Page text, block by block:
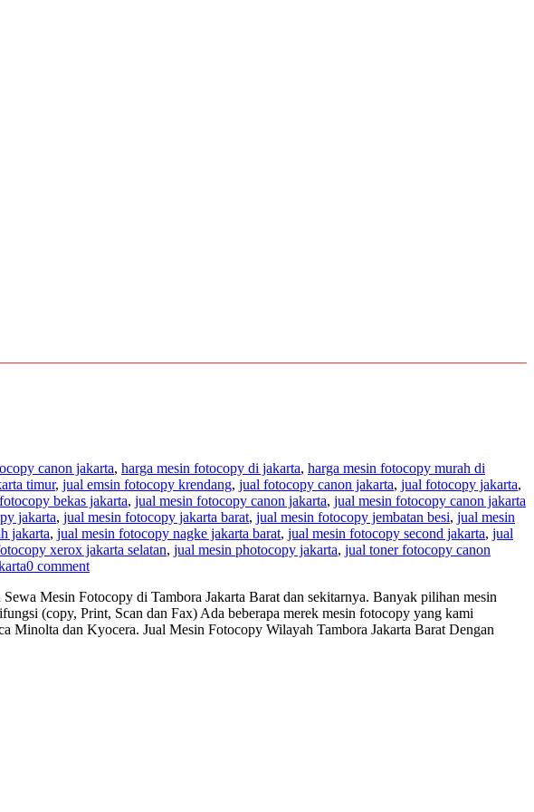
canon jakarta, harga mesin fotocopy di jakarta, harga mesin fotocopy murah di
timur, jual emsin fotocopy krendang, jual fotocopy canon jakarta, jual fotocopy jakarta,
bekas jakarta, jual mesin fotocopy canon jakarta, jual mesin fotocopy canon jakarta
jakarta, jual mesin fotocopy jakarta barat, jual mesin fotocopy jembatan besi, jual mesin
jakarta, jual mesin fotocopy nagke jakarta barat, jual mesin fotocopy second jakarta, jual
xerox jakarta selatan, jual mesin photocopy jakarta, jual toner fotocopy canon
0 comment
Mesin Fotocopy di Tambora Jakarta Barat dan sekitarnya. Banyak pilihan mesin
(copy, Print, Scan dan Fax) Ada beberapa merek mesin fotocopy yang kami
Minolta dan Kyocera. Jual Mesin Fotocopy Wilayah Tambora Jakarta Barat Dengan